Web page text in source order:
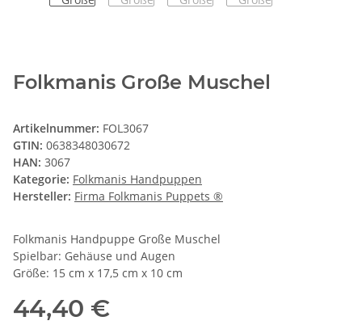
Folkmanis Große Muschel
Artikelnummer: FOL3067
GTIN: 0638348030672
HAN: 3067
Kategorie: Folkmanis Handpuppen
Hersteller: Firma Folkmanis Puppets ®
Folkmanis Handpuppe Große Muschel
Spielbar: Gehäuse und Augen
Größe: 15 cm x 17,5 cm x 10 cm
44,40 €